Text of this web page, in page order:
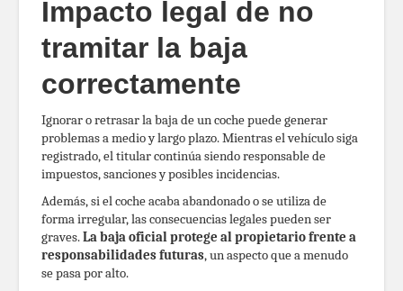
Impacto legal de no
tramitar la baja
correctamente
Ignorar o retrasar la baja de un coche puede generar
problemas a medio y largo plazo. Mientras el vehículo siga
registrado, el titular continúa siendo responsable de
impuestos, sanciones y posibles incidencias.
Además, si el coche acaba abandonado o se utiliza de
forma irregular, las consecuencias legales pueden ser
graves.La baja oficial protege al propietario frente a
responsabilidades futuras, un aspecto que a menudo
se pasa por alto.